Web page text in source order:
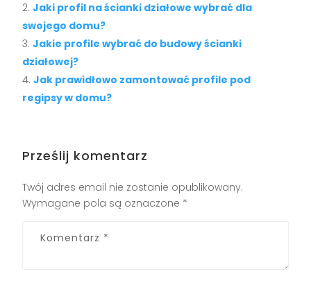
Jaki profil na ścianki działowe wybrać dla
swojego domu?
Jakie profile wybrać do budowy ścianki
działowej?
Jak prawidłowo zamontować profile pod
regipsy w domu?
Prześlij komentarz
Twój adres email nie zostanie opublikowany.
Wymagane pola są oznaczone *